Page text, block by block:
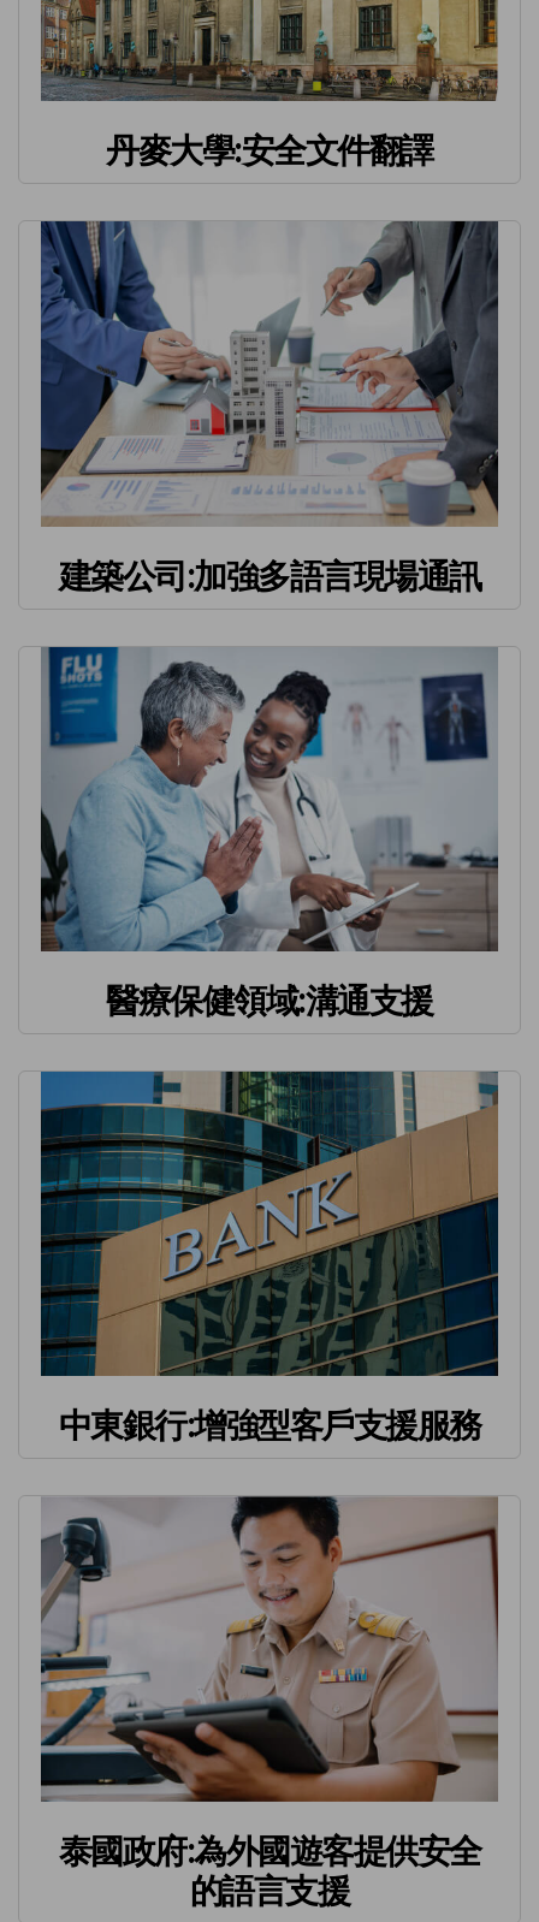
丹麥大學:安全文件翻譯
建築公司:加強多語言現場通訊
醫療保健領域:溝通支援
中東銀行:增強型客戶支援服務
泰國政府:為外國遊客提供安全
的語言支援